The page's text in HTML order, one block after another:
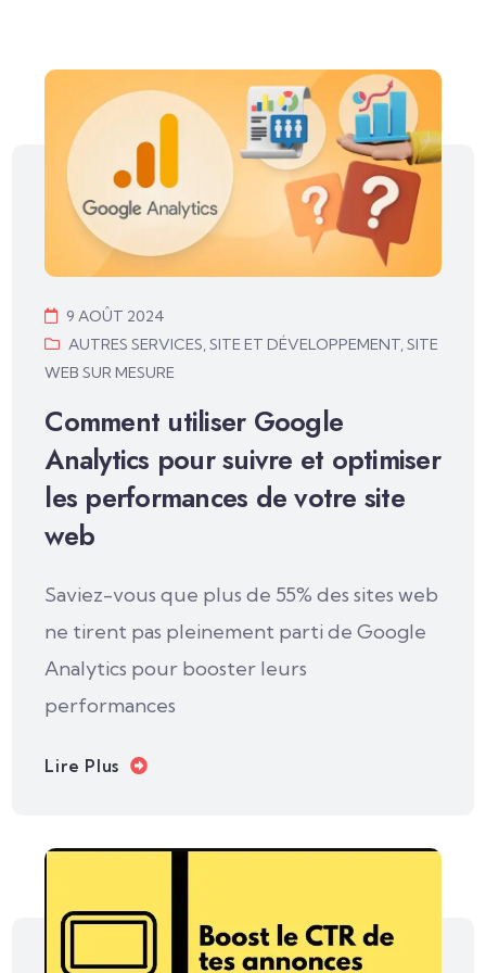
9 AOÛT 2024
AUTRES SERVICES,SITE ET DÉVELOPPEMENT,SITE
WEB SUR MESURE
Comment utiliser Google
Analytics pour suivre et optimiser
les performances de votre site
web
Saviez-vous que plus de 55% des sites web
ne tirent pas pleinement parti de Google
Analytics pour booster leurs
performances
Lire Plus